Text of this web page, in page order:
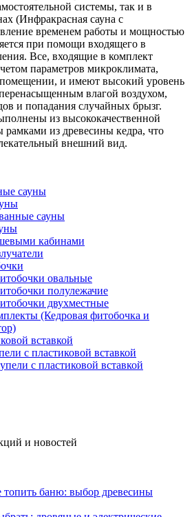
системы, так и в
(Инфракрасная сауна с
временем работы и мощностью
при помощи входящего в
Все, входящие в комплект
параметров микроклимата,
и имеют высокий уровень
влагой воздухом,
и попадания случайных брызг.
из высококачественной
из древесины кедра, что
внешний вид.
сауны
сауны
кабинами
овальные
полулежачие
двухместные
(Кедровая фитобочка и
вставкой
с пластиковой вставкой
с пластиковой вставкой
и новостей
баню: выбор древесины